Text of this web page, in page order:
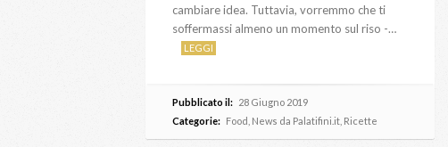
cambiare idea. Tuttavia, vorremmo che ti
soffermassi almeno un momento sul riso -…
LEGGI
Pubblicato il: 28 Giugno 2019
Categorie: Food News da Palatifini.it Ricette